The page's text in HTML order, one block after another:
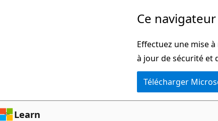
page
Ce
Effectuez une mise
à jour de sécurité et
Télécharger
Learn